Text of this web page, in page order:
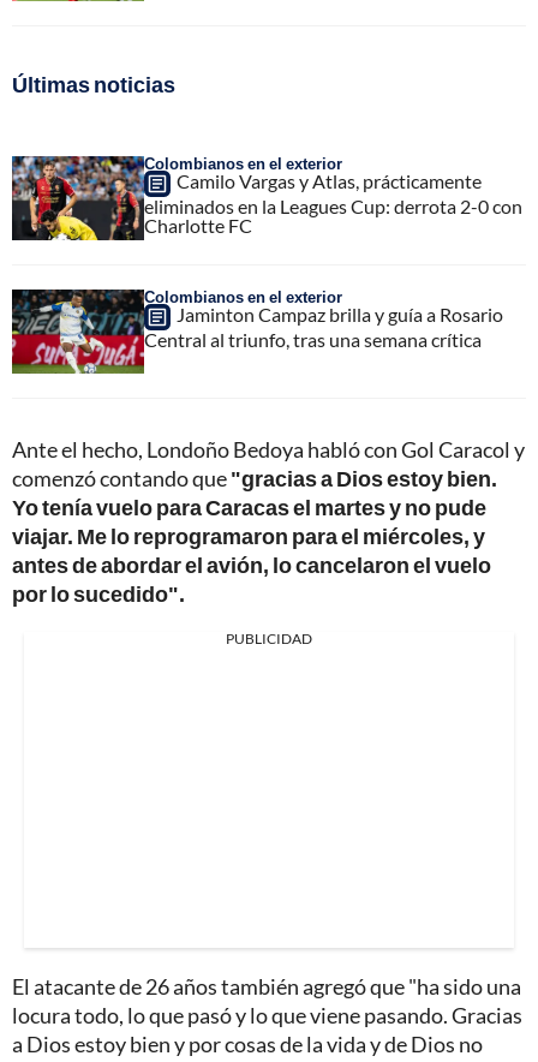
Últimas noticias
Colombianos en el exterior
Camilo Vargas y Atlas, prácticamente
eliminados en la Leagues Cup: derrota 2-0 con
Charlotte FC
Colombianos en el exterior
Jaminton Campaz brilla y guía a Rosario
Central al triunfo, tras una semana crítica
Ante el hecho, Londoño Bedoya habló con Gol Caracol y
comenzó contando que"gracias a Dios estoy bien.
Yo tenía vuelo para Caracas el martes y no pude
viajar. Me lo reprogramaron para el miércoles, y
antes de abordar el avión, lo cancelaron el vuelo
por lo sucedido".
PUBLICIDAD
El atacante de 26 años también agregó que "ha sido una
locura todo, lo que pasó y lo que viene pasando. Gracias
a Dios estoy bien y por cosas de la vida y de Dios no